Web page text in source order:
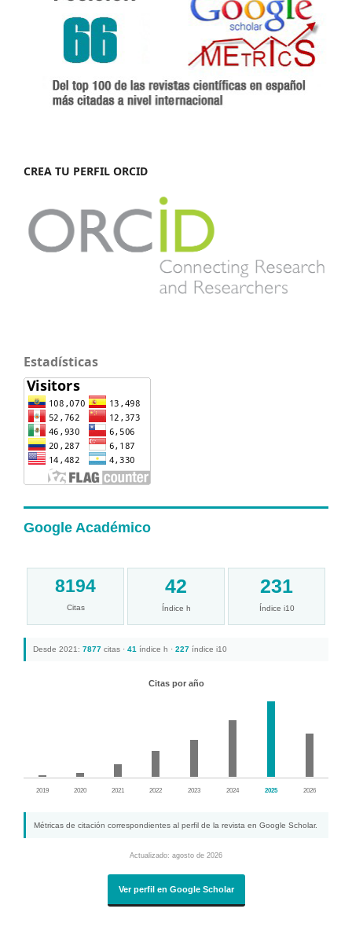
CREA TU PERFIL ORCID
Estadísticas
Google Académico
8194
Citas
42
Índice h
231
Índice i10
Desde 2021: 7877 citas · 41 índice h · 227 índice i10
Citas por año
2019 2020 2021 2022 2023 2024 2025 2026
Métricas de citación correspondientes al perfil de la revista en Google Scholar.
Actualizado: agosto de 2026
Ver perfil en Google Scholar